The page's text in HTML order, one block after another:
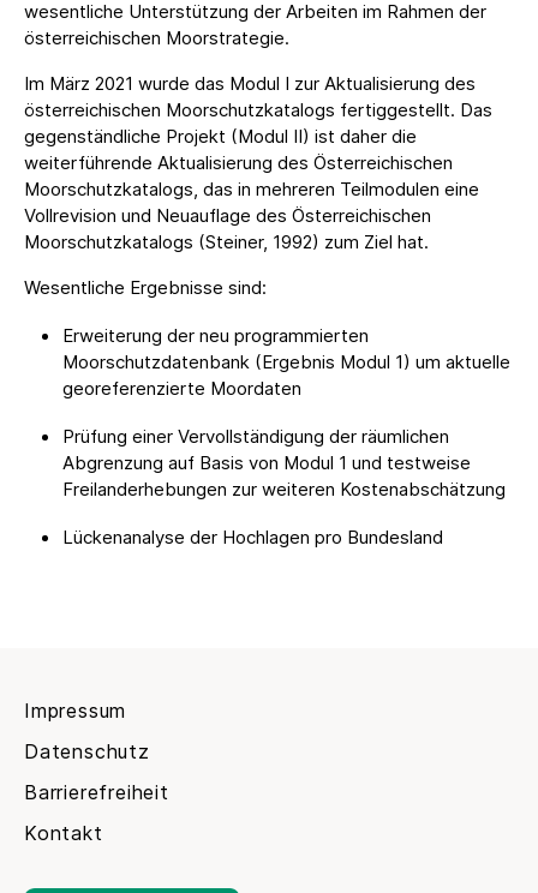
wesentliche Unterstützung der Arbeiten im Rahmen der
österreichischen Moorstrategie.
Im März 2021 wurde das Modul I zur Aktualisierung des
österreichischen Moorschutzkatalogs fertiggestellt. Das
gegenständliche Projekt (Modul II) ist daher die
weiterführende Aktualisierung des Österreichischen
Moorschutzkatalogs, das in mehreren Teilmodulen eine
Vollrevision und Neuauflage des Österreichischen
Moorschutzkatalogs (Steiner, 1992) zum Ziel hat.
Wesentliche Ergebnisse sind:
Erweiterung der neu programmierten
Moorschutzdatenbank (Ergebnis Modul 1) um aktuelle
georeferenzierte Moordaten
Prüfung einer Vervollständigung der räumlichen
Abgrenzung auf Basis von Modul 1 und testweise
Freilanderhebungen zur weiteren Kostenabschätzung
Lückenanalyse der Hochlagen pro Bundesland
Impressum
Datenschutz
Barrierefreiheit
Kontakt